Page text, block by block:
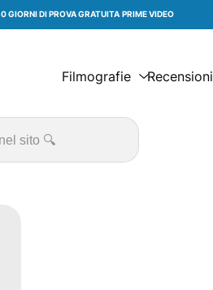
GIORNI DI PROVA GRATUITA PRIME VIDEO
Filmografie Recensioni